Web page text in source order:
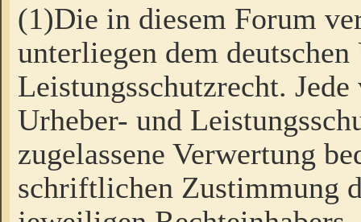
(1)Die in diesem Forum
unterliegen dem
Leistungsschutzrecht.
Urheber- und
zugelassene Verwertung
schriftlichen Zustimmung